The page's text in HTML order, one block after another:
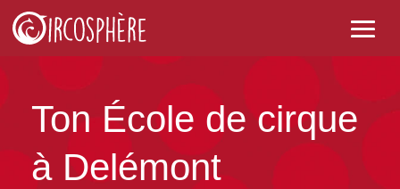
Ton École de cirque
à Delémont